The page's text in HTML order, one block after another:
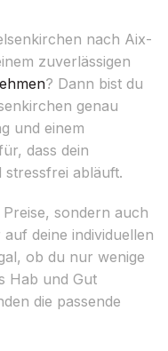
nach Aix-
zuverlässigen
? Dann bist du
genau
und einem
dass dein
abläuft.
sondern auch
deine individuellen
ob du nur wenige
Hab und Gut
die passende